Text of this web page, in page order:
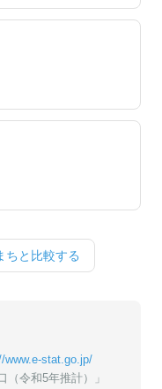
ちと比較する
www.e-stat.go.jp/
令和5年推計）」